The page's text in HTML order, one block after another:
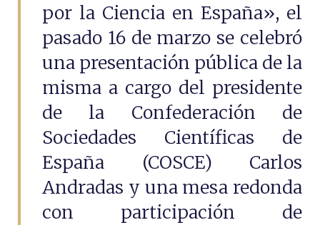
por la Ciencia en España», el
pasado 16 de marzo se celebró
una presentación pública de la
misma a cargo del presidente
de la Confederación de
Sociedades Científicas de
España (COSCE) Carlos
Andradas y una mesa redonda
con participación de